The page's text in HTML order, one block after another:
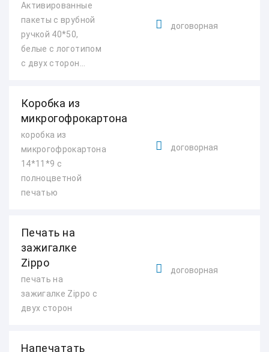
Активированные
пакеты с врубной
ручкой 40*50,
белые с логотипом
с двух сторон...
договорная
Коробка из
микрогофрокартона
коробка из
микрогофрокартона
14*11*9 с
полноцветной
печатью
договорная
Печать на
зажигалке
Zippo
печать на
зажигалке Zippo с
двух сторон
договорная
Напечатать